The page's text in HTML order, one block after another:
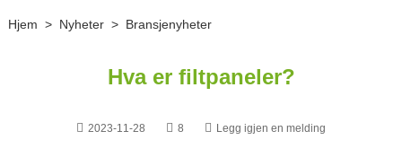
Hjem > Nyheter > Bransjenyheter
Hva er filtpaneler?
2023-11-28 8 Legg igjen en melding